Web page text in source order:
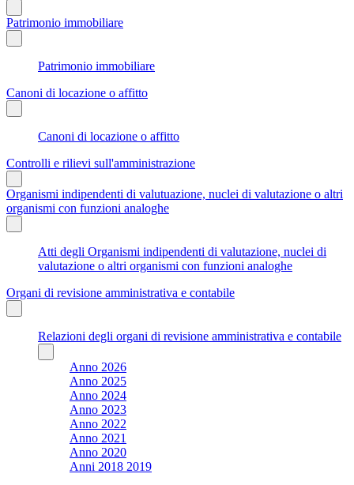
Patrimonio immobiliare
Patrimonio immobiliare
Canoni di locazione o affitto
Canoni di locazione o affitto
Controlli e rilievi sull'amministrazione
Organismi indipendenti di valutuazione, nuclei di valutazione o altri
organismi con funzioni analoghe
Atti degli Organismi indipendenti di valutazione, nuclei di
valutazione o altri organismi con funzioni analoghe
Organi di revisione amministrativa e contabile
Relazioni degli organi di revisione amministrativa e contabile
Anno 2026
Anno 2025
Anno 2024
Anno 2023
Anno 2022
Anno 2021
Anno 2020
Anni 2018 2019